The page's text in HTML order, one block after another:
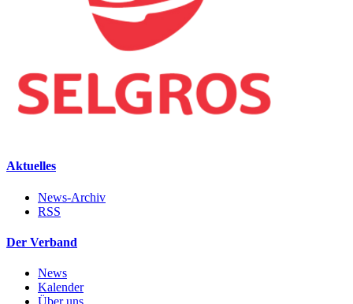
Aktuelles
News-Archiv
RSS
Der Verband
News
Kalender